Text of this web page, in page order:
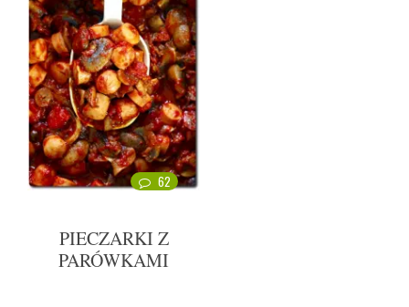
62
PIECZARKI Z
PARÓWKAMI